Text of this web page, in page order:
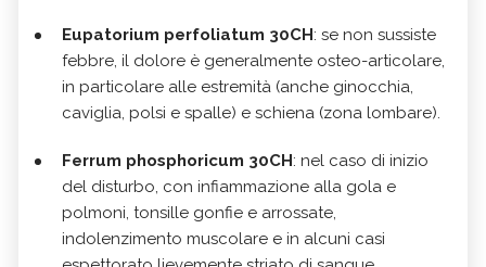
Eupatorium perfoliatum 30CH: se non sussiste
febbre, il dolore è generalmente osteo-articolare,
in particolare alle estremità (anche ginocchia,
caviglia, polsi e spalle) e schiena (zona lombare).
Ferrum phosphoricum 30CH: nel caso di inizio
del disturbo, con infiammazione alla gola e
polmoni, tonsille gonfie e arrossate,
indolenzimento muscolare e in alcuni casi